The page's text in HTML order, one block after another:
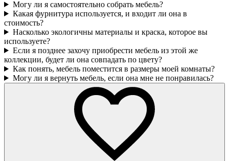
Могу ли я самостоятельно собрать мебель?
Какая фурнитура используется, и входит ли она в
стоимость?
Насколько экологичны материалы и краска, которое вы
используете?
Если я позднее захочу приобрести мебель из этой же
коллекции, будет ли она совпадать по цвету?
Как понять, мебель поместится в размеры моей комнаты?
Могу ли я вернуть мебель, если она мне не понравилась?